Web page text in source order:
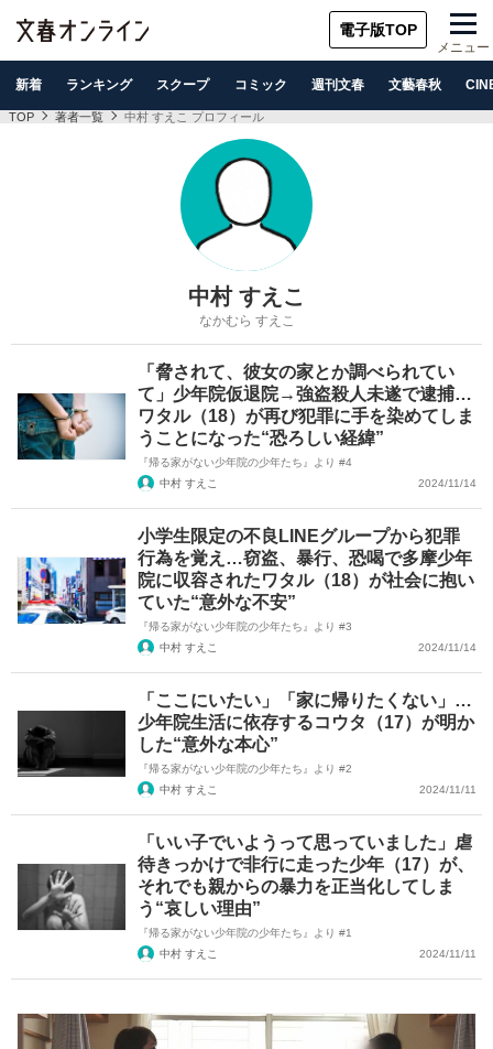
電子版TOP
メニュー
新着 ランキング スクープ コミック 週刊文春 文藝春秋
TOP 著者一覧 中村 すえこ プロフィール
中村 すえこ
なかむら すえこ
「脅されて、彼女の家とか調べられてい
て」少年院仮退院→強盗殺人未遂で逮捕…
ワタル（18）が再び犯罪に手を染めてしま
うことになった“恐ろしい経緯”
『帰る家がない少年院の少年たち』より #4
中村 すえこ
2024/11/14
小学生限定の不良LINEグループから犯罪
行為を覚え…窃盗、暴行、恐喝で多摩少年
院に収容されたワタル（18）が社会に抱い
ていた“意外な不安”
『帰る家がない少年院の少年たち』より #3
中村 すえこ
2024/11/14
「ここにいたい」「家に帰りたくない」…
少年院生活に依存するコウタ（17）が明か
した“意外な本心”
『帰る家がない少年院の少年たち』より #2
中村 すえこ
2024/11/11
「いい子でいようって思っていました」虐
待きっかけで非行に走った少年（17）が、
それでも親からの暴力を正当化してしま
う“哀しい理由”
『帰る家がない少年院の少年たち』より #1
中村 すえこ
2024/11/11